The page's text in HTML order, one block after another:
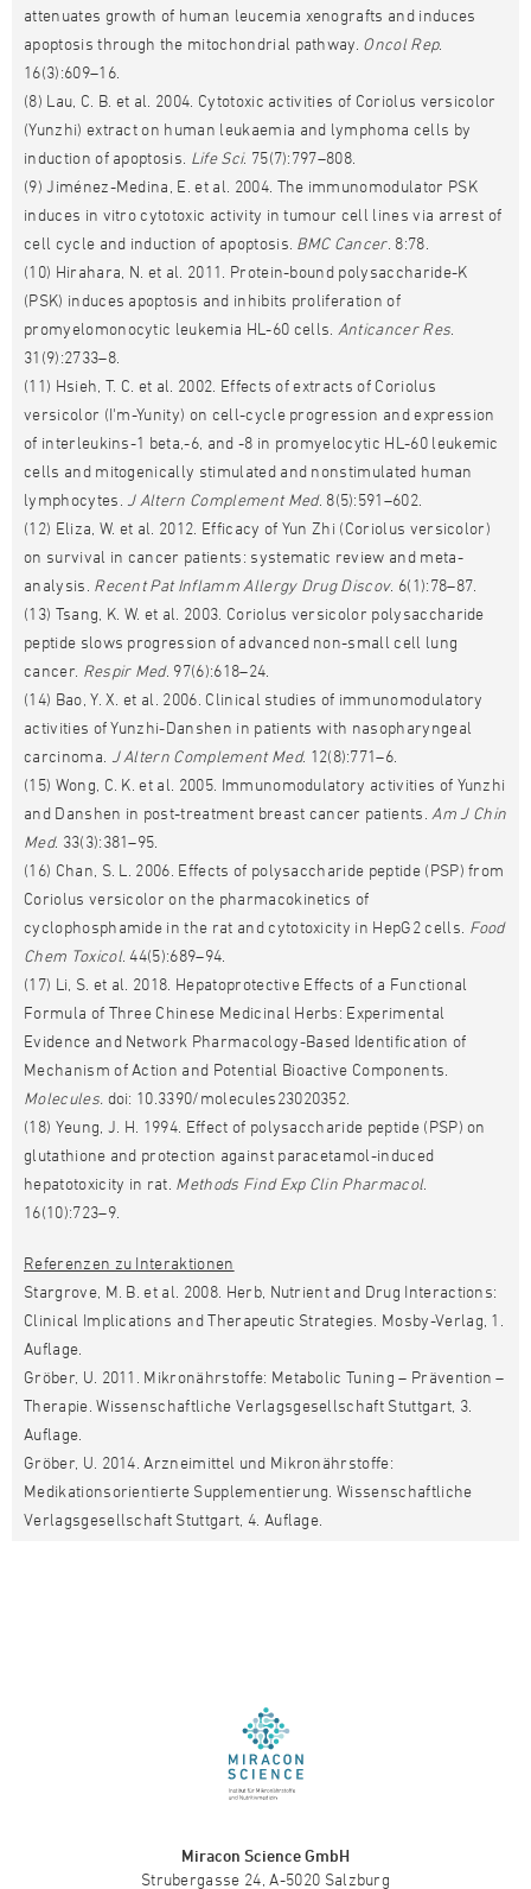
attenuates growth of human leucemia xenografts and induces
apoptosis through the mitochondrial pathway. Oncol Rep.
16(3):609–16.
(8) Lau, C. B. et al. 2004. Cytotoxic activities of Coriolus versicolor
(Yunzhi) extract on human leukaemia and lymphoma cells by
induction of apoptosis. Life Sci. 75(7):797–808.
(9) Jiménez-Medina, E. et al. 2004. The immunomodulator PSK
induces in vitro cytotoxic activity in tumour cell lines via arrest of
cell cycle and induction of apoptosis. BMC Cancer. 8:78.
(10) Hirahara, N. et al. 2011. Protein-bound polysaccharide-K
(PSK) induces apoptosis and inhibits proliferation of
promyelomonocytic leukemia HL-60 cells. Anticancer Res
31(9):2733–8.
(11) Hsieh, T. C. et al. 2002. Effects of extracts of Coriolus
versicolor (I'm-Yunity) on cell-cycle progression and expression
of interleukins-1 beta,-6, and -8 in promyelocytic HL-60 leukemic
cells and mitogenically stimulated and nonstimulated human
lymphocytes.
J Altern Complement Med. 8(5):591–602.
(12) Eliza, W. et al. 2012. Efficacy of Yun Zhi (Coriolus versicolor)
on survival in cancer patients: systematic review and meta-
analysis. Recent Pat Inflamm Allergy Drug Discov. 6(1):78–87.
(13) Tsang, K. W. et al. 2003. Coriolus versicolor polysaccharide
peptide slows progression of advanced non-small cell lung
cancer. Respir Med. 97(6):618–24.
(14) Bao, Y. X. et al. 2006. Clinical studies of immunomodulatory
activities of Yunzhi-Danshen in patients with nasopharyngeal
carcinoma.
J Altern Complement Med. 12(8):771–6.
(15) Wong, C. K. et al. 2005. Immunomodulatory activities of Yunzhi
and Danshen in post-treatment breast cancer patients. Am J Chin
Med. 33(3):381–95.
(16) Chan, S. L. 2006. Effects of polysaccharide peptide (PSP) from
Coriolus versicolor on the pharmacokinetics of
cyclophosphamide in the rat and cytotoxicity in HepG2 cells. Food
Chem Toxicol. 44(5):689–94.
(17) Li, S. et al. 2018. Hepatoprotective Effects of a Functional
Formula of Three Chinese Medicinal Herbs: Experimental
Evidence and Network Pharmacology-Based Identification of
Mechanism of Action and Potential Bioactive Components.
Molecules. doi: 10.3390/molecules23020352.
(18) Yeung, J. H. 1994. Effect of polysaccharide peptide (PSP) on
glutathione and protection against paracetamol-induced
hepatotoxicity in rat. Methods Find Exp Clin Pharmacol.
16(10):723–9.
Referenzen zu Interaktionen
Stargrove, M. B. et al. 2008. Herb, Nutrient and Drug Interactions:
Clinical Implications and Therapeutic Strategies. Mosby-Verlag, 1.
Auflage.
Gröber, U. 2011. Mikronährstoffe: Metabolic Tuning – Prävention –
Therapie. Wissenschaftliche Verlagsgesellschaft Stuttgart, 3.
Auflage.
Gröber, U. 2014. Arzneimittel und Mikronährstoffe:
Medikationsorientierte Supplementierung. Wissenschaftliche
Verlagsgesellschaft Stuttgart, 4. Auflage.
Miracon Science GmbH
Strubergasse 24, A-5020 Salzburg